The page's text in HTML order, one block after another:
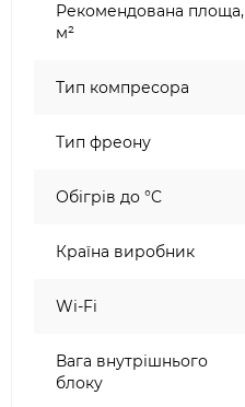
Рекомендована площа,
м²
Тип компресора
Тип фреону
Обігрів до °C
Країна виробник
Wi-Fi
Вага внутрішнього
блоку